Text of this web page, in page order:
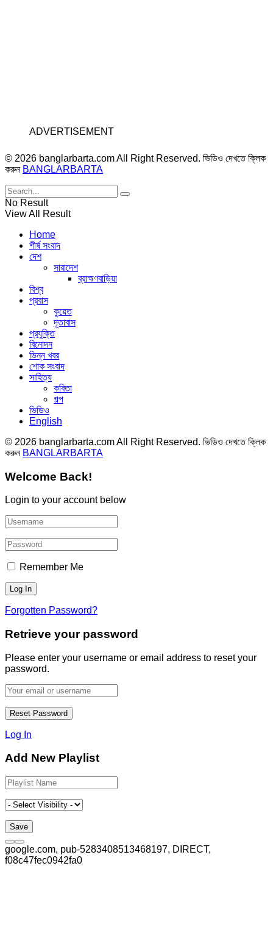
ADVERTISEMENT
© 2026 banglarbarta.com All Right Reserved. ভিডিও দেখতে ক্লিক
করুন BANGLARBARTA
No Result
View All Result
Home
শীর্ষ সংবাদ
দেশ
সারাদেশ
ব্রাহ্মণবাড়িয়া
বিশ্ব
প্রবাস
কুয়েত
দূতাবাস
প্রযুক্তি
বিনোদন
ভিন্ন খবর
শোক সংবাদ
সাহিত্য
কবিতা
গল্প
ভিডিও
English
© 2026 banglarbarta.com All Right Reserved. ভিডিও দেখতে ক্লিক
করুন BANGLARBARTA
Welcome Back!
Login to your account below
Remember Me
Forgotten Password?
Retrieve your password
Please enter your username or email address to reset your
password.
Log In
Add New Playlist
google.com, pub-5283408513468197, DIRECT,
f08c47fec0942fa0